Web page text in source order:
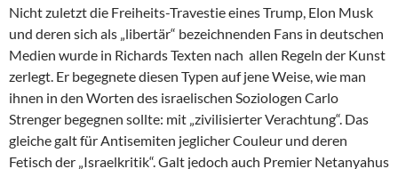
Nicht zuletzt die Freiheits-Travestie eines Trump, Elon Musk
und deren sich als „libertär“ bezeichnenden Fans in deutschen
Medien wurde in Richards Texten nach allen Regeln der Kunst
zerlegt. Er begegnete diesen Typen auf jene Weise, wie man
ihnen in den Worten des israelischen Soziologen Carlo
Strenger begegnen sollte: mit „zivilisierter Verachtung“. Das
gleiche galt für Antisemiten jeglicher Couleur und deren
Fetisch der „Israelkritik“. Galt jedoch auch Premier Netanyahus